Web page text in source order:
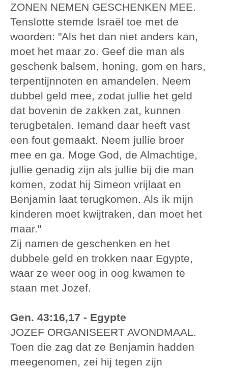
ZONEN NEMEN GESCHENKEN MEE.
Tenslotte stemde Israël toe met de
woorden: "Als het dan niet anders kan,
moet het maar zo. Geef die man als
geschenk balsem, honing, gom en hars,
terpentijnnoten en amandelen. Neem
dubbel geld mee, zodat jullie het geld
dat bovenin de zakken zat, kunnen
terugbetalen. Iemand daar heeft vast
een fout gemaakt. Neem jullie broer
mee en ga. Moge God, de Almachtige,
jullie genadig zijn als jullie bij die man
komen, zodat hij Simeon vrijlaat en
Benjamin laat terugkomen. Als ik mijn
kinderen moet kwijtraken, dan moet het
maar."
Zij namen de geschenken en het
dubbele geld en trokken naar Egypte,
waar ze weer oog in oog kwamen te
staan met Jozef.
Gen. 43:16,17 - Egypte
JOZEF ORGANISEERT AVONDMAAL.
Toen die zag dat ze Benjamin hadden
meegenomen, zei hij tegen zijn